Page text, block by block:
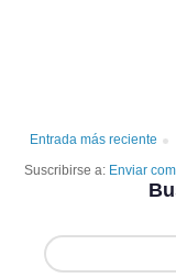
Entrada más reciente
Suscribirse a: Enviar